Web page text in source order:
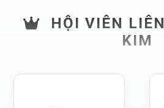
HỘI VIÊN
KIM